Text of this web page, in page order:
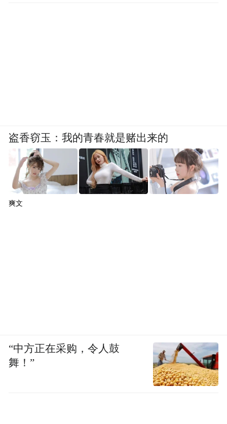
盗香窃玉：我的青春就是赌出来的
爽文
“中方正在采购，令人鼓
舞！”